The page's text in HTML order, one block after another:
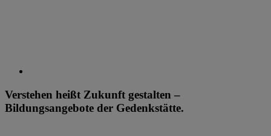
Verstehen heißt Zukunft gestalten –
Bildungsangebote der Gedenkstätte.